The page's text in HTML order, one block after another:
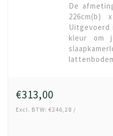
De
226cm(b)
kleur om
€313,00
Excl. BTW: €246,28 /